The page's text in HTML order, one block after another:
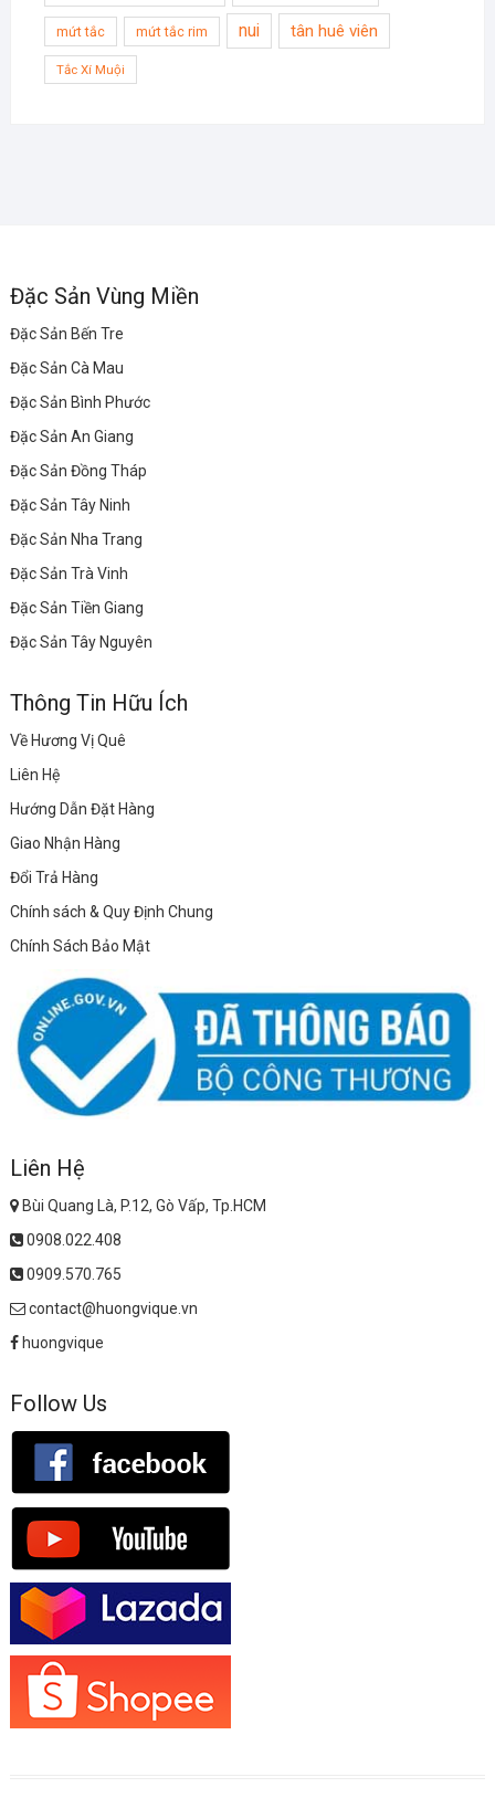
mứt tắc mứt tắc rim nui tân huê viên
Tắc Xí Muội
Đặc Sản Vùng Miền
Đặc Sản Bến Tre
Đặc Sản Cà Mau
Đặc Sản Bình Phước
Đặc Sản An Giang
Đặc Sản Đồng Tháp
Đặc Sản Tây Ninh
Đặc Sản Nha Trang
Đặc Sản Trà Vinh
Đặc Sản Tiền Giang
Đặc Sản Tây Nguyên
Thông Tin Hữu Ích
Về Hương Vị Quê
Liên Hệ
Hướng Dẫn Đặt Hàng
Giao Nhận Hàng
Đổi Trả Hàng
Chính sách & Quy Định Chung
Chính Sách Bảo Mật
Liên Hệ
Bùi Quang Là, P.12, Gò Vấp, Tp.HCM
0908.022.408
0909.570.765
contact@huongvique.vn
huongvique
Follow Us